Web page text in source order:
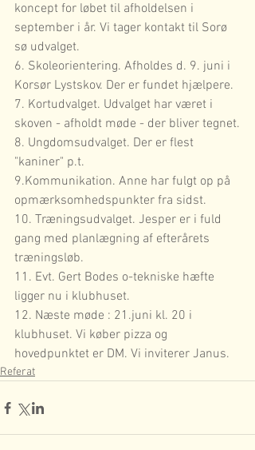
koncept for løbet til afholdelsen i
september i år. Vi tager kontakt til Sorø
sø udvalget.
6. Skoleorientering. Afholdes d. 9. juni i
Korsør Lystskov. Der er fundet hjælpere.
7. Kortudvalget. Udvalget har været i
skoven - afholdt møde - der bliver tegnet.
8. Ungdomsudvalget. Der er flest
"kaniner" p.t.
9.Kommunikation. Anne har fulgt op på
opmærksomhedspunkter fra sidst.
10. Træningsudvalget. Jesper er i fuld
gang med planlægning af efterårets
træningsløb.
11. Evt. Gert Bodes o-tekniske hæfte
ligger nu i klubhuset.
12. Næste møde : 21.juni kl. 20 i
klubhuset. Vi køber pizza og
hovedpunktet er DM. Vi inviterer Janus.
Referat